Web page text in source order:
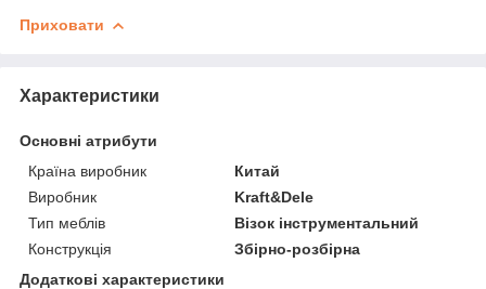
Приховати
Характеристики
Основні атрибути
Країна виробник
Китай
Виробник
Kraft&Dele
Тип меблів
Візок інструментальний
Конструкція
Збірно-розбірна
Додаткові характеристики